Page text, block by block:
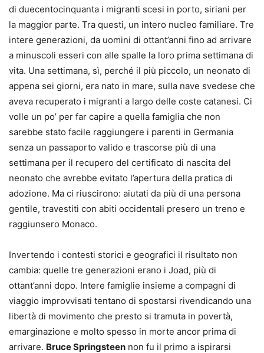
di duecentocinquanta i migranti scesi in porto, siriani per
la maggior parte. Tra questi, un intero nucleo familiare. Tre
intere generazioni, da uomini di ottant’anni fino ad arrivare
a minuscoli esseri con alle spalle la loro prima settimana di
vita. Una settimana, sì, perché il più piccolo, un neonato di
appena sei giorni, era nato in mare, sulla nave svedese che
aveva recuperato i migranti a largo delle coste catanesi. Ci
volle un po’ per far capire a quella famiglia che non
sarebbe stato facile raggiungere i parenti in Germania
senza un passaporto valido e trascorse più di una
settimana per il recupero del certificato di nascita del
neonato che avrebbe evitato l’apertura della pratica di
adozione. Ma ci riuscirono: aiutati da più di una persona
gentile, travestiti con abiti occidentali presero un treno e
raggiunsero Monaco.
Invertendo i contesti storici e geografici il risultato non
cambia: quelle tre generazioni erano i Joad, più di
ottant’anni dopo. Intere famiglie insieme a compagni di
viaggio improvvisati tentano di spostarsi rivendicando una
libertà di movimento che presto si tramuta in povertà,
emarginazione e molto spesso in morte ancor prima di
arrivare. Bruce Springsteen non fu il primo a ispirarsi